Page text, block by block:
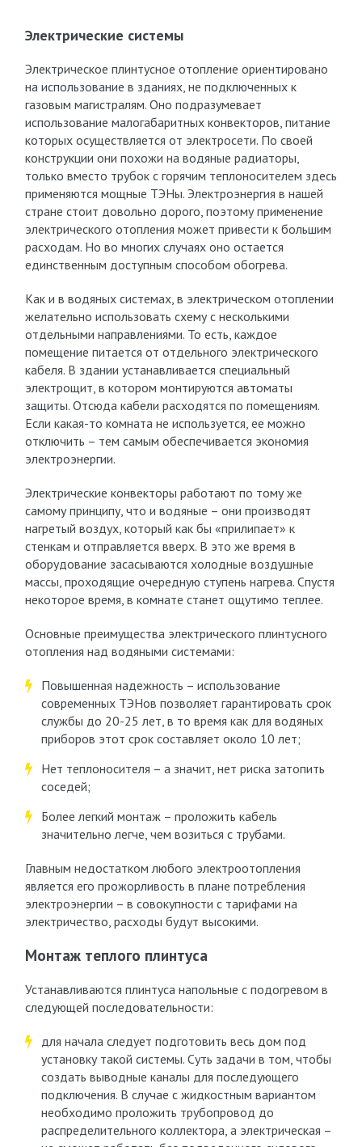
Электрические системы
Электрическое плинтусное отопление ориентировано
на использование в зданиях, не подключенных к
газовым магистралям. Оно подразумевает
использование малогабаритных конвекторов, питание
которых осуществляется от электросети. По своей
конструкции они похожи на водяные радиаторы,
только вместо трубок с горячим теплоносителем здесь
применяются мощные ТЭНы. Электроэнергия в нашей
стране стоит довольно дорого, поэтому применение
электрического отопления может привести к большим
расходам. Но во многих случаях оно остается
единственным доступным способом обогрева.
Как и в водяных системах, в электрическом отоплении
желательно использовать схему с несколькими
отдельными направлениями. То есть, каждое
помещение питается от отдельного электрического
кабеля. В здании устанавливается специальный
электрощит, в котором монтируются автоматы
защиты. Отсюда кабели расходятся по помещениям.
Если какая-то комната не используется, ее можно
отключить – тем самым обеспечивается экономия
электроэнергии.
Электрические конвекторы работают по тому же
самому принципу, что и водяные – они производят
нагретый воздух, который как бы «прилипает» к
стенкам и отправляется вверх. В это же время в
оборудование засасываются холодные воздушные
массы, проходящие очередную ступень нагрева. Спустя
некоторое время, в комнате станет ощутимо теплее.
Основные преимущества электрического плинтусного
отопления над водяными системами:
Повышенная надежность – использование
современных ТЭНов позволяет гарантировать срок
службы до 20-25 лет, в то время как для водяных
приборов этот срок составляет около 10 лет;
Нет теплоносителя – а значит, нет риска затопить
соседей;
Более легкий монтаж – проложить кабель
значительно легче, чем возиться с трубами.
Главным недостатком любого электроотопления
является его прожорливость в плане потребления
электроэнергии – в совокупности с тарифами на
электричество, расходы будут высокими.
Монтаж теплого плинтуса
Устанавливаются плинтуса напольные с подогревом в
следующей последовательности:
для начала следует подготовить весь дом под
установку такой системы. Суть задачи в том, чтобы
создать выводные каналы для последующего
подключения. В случае с жидкостным вариантом
необходимо проложить трубопровод до
распределительного коллектора, а электрическая –